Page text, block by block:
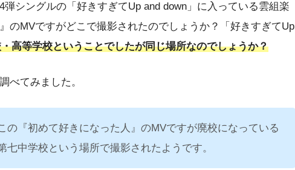
シングルの「好きすぎてUp and down」に入っている雲組楽
のMVですがどこで撮影されたのでしょうか？「好きすぎてUp
高等学校ということでしたが同じ場所なのでしょうか？
べてみました。
の『初めて好きになった人』のMVですが廃校になっている
七中学校という場所で撮影されたようです。